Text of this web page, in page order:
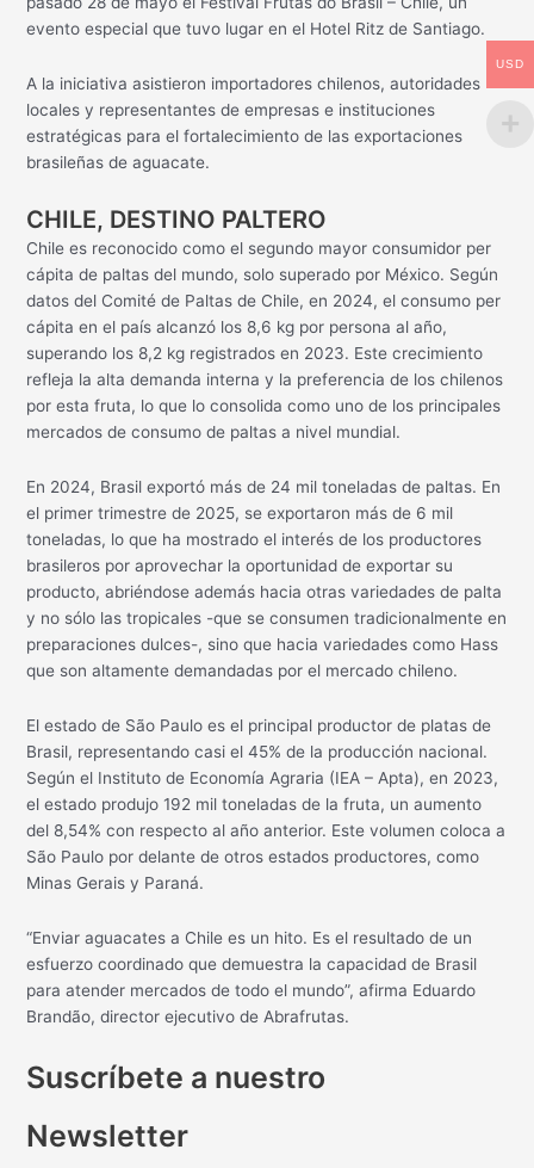
evento especial que tuvo lugar en el Hotel Ritz de Santiago.
A la iniciativa asistieron importadores chilenos, autoridades
locales y representantes de empresas e instituciones
estratégicas para el fortalecimiento de las exportaciones
brasileñas de aguacate.
CHILE, DESTINO PALTERO
Chile es reconocido como el segundo mayor consumidor per
cápita de paltas del mundo, solo superado por México. Según
datos del Comité de Paltas de Chile, en 2024, el consumo per
cápita en el país alcanzó los 8,6 kg por persona al año,
superando los 8,2 kg registrados en 2023. Este crecimiento
refleja la alta demanda interna y la preferencia de los chilenos
por esta fruta, lo que lo consolida como uno de los principales
mercados de consumo de paltas a nivel mundial.
En 2024, Brasil exportó más de 24 mil toneladas de paltas. En
el primer trimestre de 2025, se exportaron más de 6 mil
toneladas, lo que ha mostrado el interés de los productores
brasileros por aprovechar la oportunidad de exportar su
producto, abriéndose además hacia otras variedades de palta
y no sólo las tropicales -que se consumen tradicionalmente en
preparaciones dulces-, sino que hacia variedades como Hass
que son altamente demandadas por el mercado chileno.
El estado de São Paulo es el principal productor de platas de
Brasil, representando casi el 45% de la producción nacional.
Según el Instituto de Economía Agraria (IEA – Apta), en 2023,
el estado produjo 192 mil toneladas de la fruta, un aumento
del 8,54% con respecto al año anterior. Este volumen coloca a
São Paulo por delante de otros estados productores, como
Minas Gerais y Paraná.
“Enviar aguacates a Chile es un hito. Es el resultado de un
esfuerzo coordinado que demuestra la capacidad de Brasil
para atender mercados de todo el mundo”, afirma Eduardo
Brandão, director ejecutivo de Abrafrutas.
Suscríbete a nuestro
Newsletter
USD